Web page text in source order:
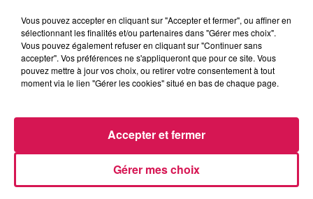
Été Avec Toi
SKYLAR GREY)
Glorious
Mistral Gagnant
CHALEUR ET RISQUE
D'ORAGES CE LUNDI EN
SAMBRE-AVESNOIS-
THIÉRACHE
Vous pouvez accepter en cliquant sur "Accepter et fermer", ou affiner en
sélectionnant les finalités et/ou partenaires dans "Gérer mes choix".
Vous pouvez également refuser en cliquant sur "Continuer sans
accepter". Vos préférences ne s'appliqueront que pour ce site. Vous
pouvez mettre à jour vos choix, ou retirer votre consentement à tout
moment via le lien "Gérer les cookies" situé en bas de chaque page.
Gérer mes choix
Accepter et fermer